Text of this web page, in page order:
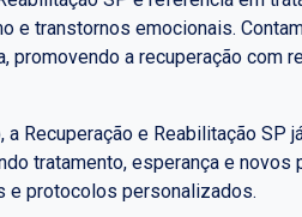
e transtornos emocionais.
promovendo a recuperação com
a Recuperação e Reabilitação SP
tratamento, esperança e novos
e protocolos personalizados.